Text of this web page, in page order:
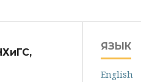
ЯЗЫК
English